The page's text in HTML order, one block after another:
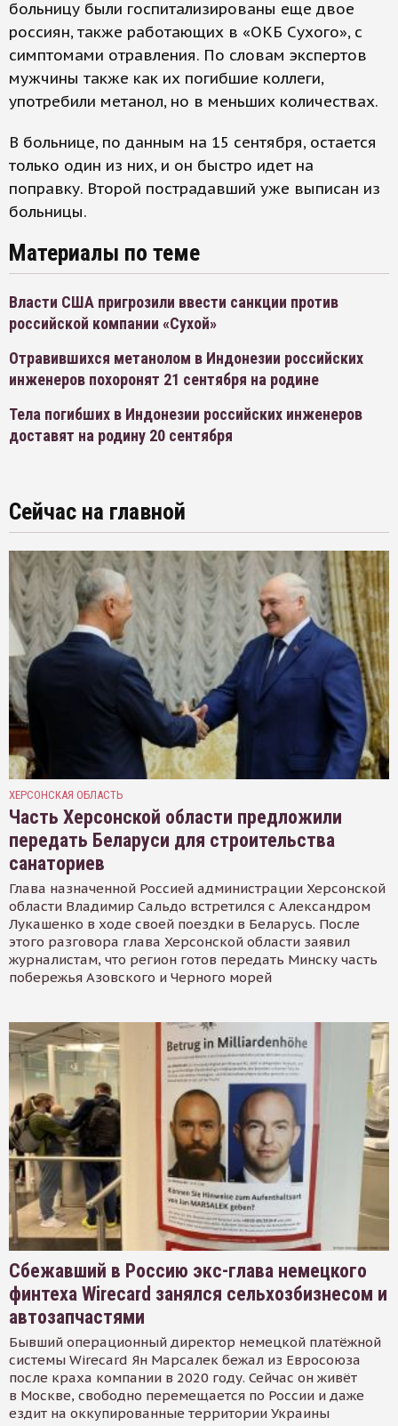
больницу были госпитализированы еще двое
россиян, также работающих в «ОКБ Сухого», с
симптомами отравления. По словам экспертов
мужчины также как их погибшие коллеги,
употребили метанол, но в меньших количествах.
В больнице, по данным на 15 сентября, остается
только один из них, и он быстро идет на
поправку. Второй пострадавший уже выписан из
больницы.
Материалы по теме
Власти США пригрозили ввести санкции против
российской компании «Сухой»
Отравившихся метанолом в Индонезии российских
инженеров похоронят 21 сентября на родине
Тела погибших в Индонезии российских инженеров
доставят на родину 20 сентября
Сейчас на главной
ХЕРСОНСКАЯ ОБЛАСТЬ
Часть Херсонской области предложили
передать Беларуси для строительства
санаториев
Глава назначенной Россией администрации Херсонской
области Владимир Сальдо встретился с Александром
Лукашенко в ходе своей поездки в Беларусь. После
этого разговора глава Херсонской области заявил
журналистам, что регион готов передать Минску часть
побережья Азовского и Черного морей
Сбежавший в Россию экс-глава немецкого
финтеха Wirecard занялся сельхозбизнесом и
автозапчастями
Бывший операционный директор немецкой платёжной
системы Wirecard Ян Марсалек бежал из Евросоюза
после краха компании в 2020 году. Сейчас он живёт
в Москве, свободно перемещается по России и даже
ездит на оккупированные территории Украины